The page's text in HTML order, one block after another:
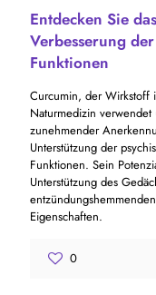
Entdecken Sie
Verbesserung
Funktionen
Curcumin, der Wirkstoff
Naturmedizin
zunehmender
Unterstützung der
Funktionen. Sein
Unterstützung des
Eigenschaften.
0